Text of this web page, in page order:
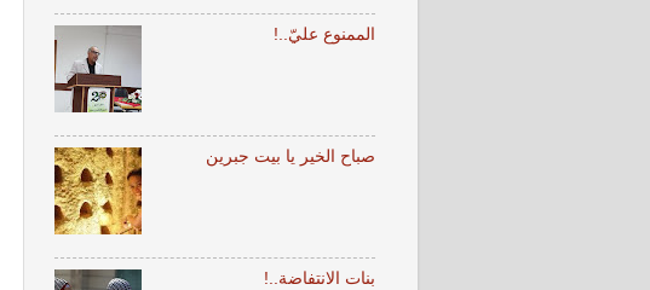
الممنوع عليّ..!
صباح الخير يا بيت جبرين
بنات الانتفاضة..!